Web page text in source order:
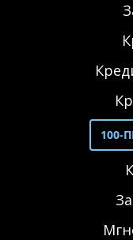
100-